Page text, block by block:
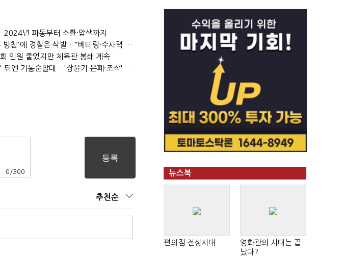
년 파동부터 소환·압색까지
(폴리스라인)'순환근무 방침'에 경찰은 삭발…"베테랑·수사력 보강 먼저"
인원 줄었지만 체육관 봉쇄 계속
'신림동·서현역 칼부림' 뒤엔 기동순찰대…'장윤기 은폐·조작' 후엔 내부비리수사대
0 /300
추천순
뉴스북
편의점 전성시대
영화관의 시대는 끝
났다?